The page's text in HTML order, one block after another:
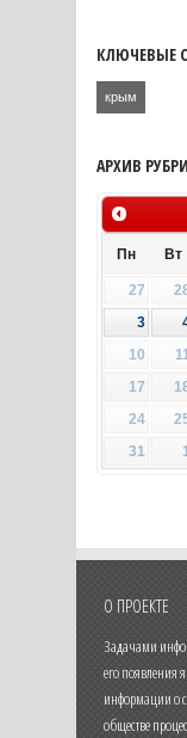
КЛЮЧЕВЫЕ
крым
АРХИВ
Пн Вт
27
3
10
17
24
31
О ПРОЕКТЕ
Задачами
его появления
информации о
обществе